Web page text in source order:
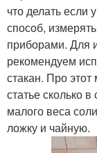
что делать если
способ,
приборами. Для
рекомендуем
стакан. Про
статье сколько
малого веса
ложку и чайную.